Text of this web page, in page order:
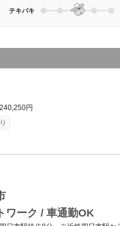
テキパキ
円
ワーク / 車通勤OK